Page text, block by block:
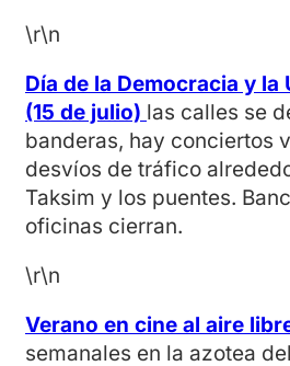
\r\n
Día de la Democracia y la
(15 de julio) las calles se
banderas, hay conciertos
desvíos de tráfico
Taksim y los puentes.
oficinas cierran.
\r\n
Verano en cine al aire
semanales en la azotea